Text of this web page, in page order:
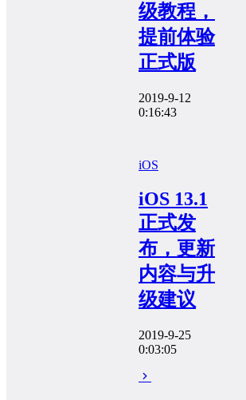
级教程，
提前体验
正式版
2019-9-12
0:16:43
iOS
iOS 13.1
正式发
布，更新
内容与升
级建议
2019-9-25
0:03:05